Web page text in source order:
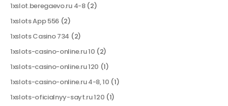
1xslot.beregaevo.ru 4-8(2)
1xslots App 556 (2)
1xslots Casino 734 (2)
1xslots-casino-online.ru 10 (2)
1xslots-casino-online.ru 120 (1)
1xslots-casino-online.ru 4-8, 10 (1)
1xslots-oficialnyy-sayt.ru 120 (1)